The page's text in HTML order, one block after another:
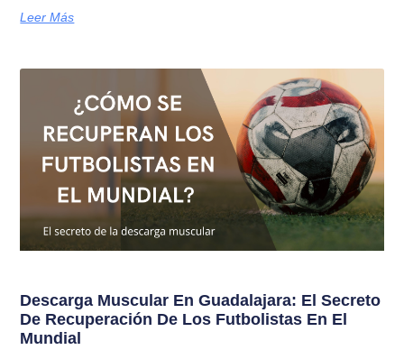
Leer Más
Descarga Muscular En Guadalajara: El Secreto
De Recuperación De Los Futbolistas En El
Mundial